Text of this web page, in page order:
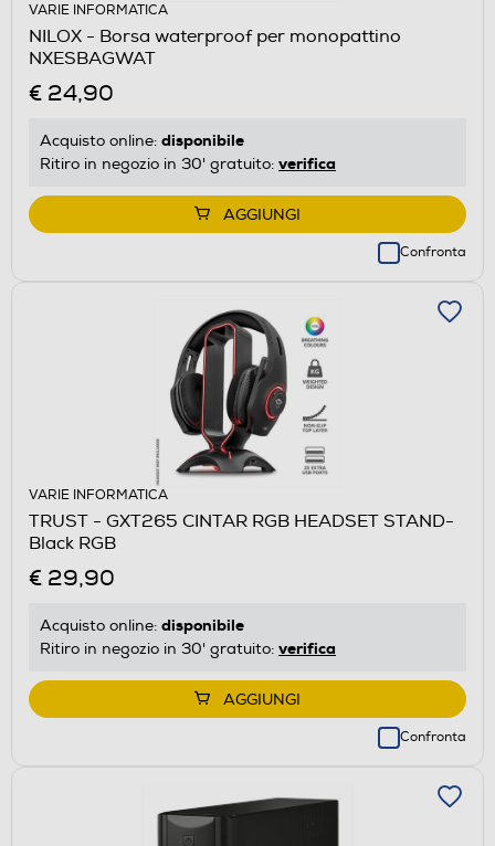
VARIE INFORMATICA
NILOX - Borsa waterproof per monopattino
NXESBAGWAT
€ 24,90
Acquisto online: disponibile
Ritiro in negozio in 30' gratuito: verifica
AGGIUNGI
Confronta
VARIE INFORMATICA
TRUST - GXT265 CINTAR RGB HEADSET STAND-
Black RGB
€ 29,90
Acquisto online: disponibile
Ritiro in negozio in 30' gratuito: verifica
AGGIUNGI
Confronta